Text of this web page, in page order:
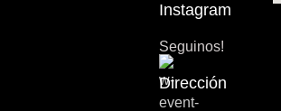
Instagram
Seguinos!
Dirección